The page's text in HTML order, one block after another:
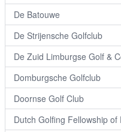
De Batouwe
De Strijensche Golfclub
De Zuid Limburgse Golf &
Domburgsche Golfclub
Doornse Golf Club
Dutch Golfing Fellowship of